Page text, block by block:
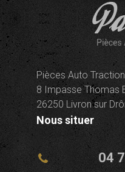
Pièces Auto Traction
8 Impasse Thomas
26250 Livron sur
Nous situer
04